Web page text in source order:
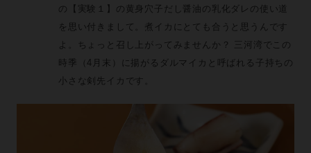
の【実験１】の黄身穴子だし醤油の乳化ダレの使い道
を思い付きまして。煮イカにとても合うと思うんです
よ。ちょっと召し上がってみませんか？ 三河湾でこの
時季（4月末）に揚がるダルマイカと呼ばれる子持ちの
小さな剣先イカです。